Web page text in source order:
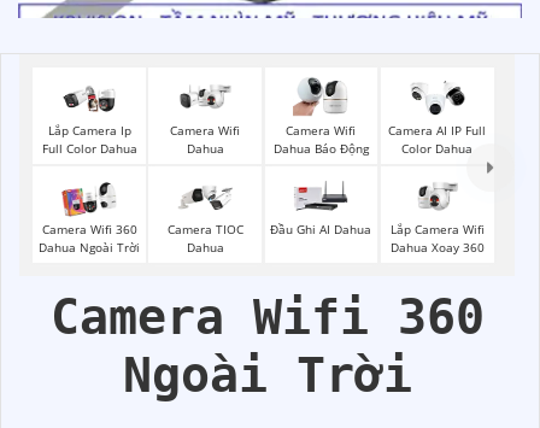
Lắp Camera Ip
Full Color Dahua
Camera Wifi
Dahua
Camera Wifi
Dahua Báo Động
Camera AI IP Full
Color Dahua
Camera Wifi 360
Dahua Ngoài Trời
Camera TIOC
Dahua
Đầu Ghi AI Dahua
Lắp Camera Wifi
Dahua Xoay 360
Camera Wifi 360
Ngoài Trời